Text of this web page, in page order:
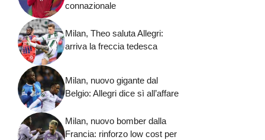
connazionale
Milan, Theo saluta Allegri:
arriva la freccia tedesca
Milan, nuovo gigante dal
Belgio: Allegri dice sì all’affare
Milan, nuovo bomber dalla
Francia: rinforzo low cost per